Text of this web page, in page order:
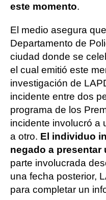
este momento.
El medio asegura
Departamento de
ciudad donde se
el cual emitió este
investigación de
incidente entre dos
programa de los
incidente involucró a
a otro. El individuo
negado a presentar
parte involucrada
una fecha posterior,
para completar un